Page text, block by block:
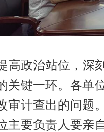
高政治站位，深
关键一环。各单
审计查出的问题
主要负责人要亲